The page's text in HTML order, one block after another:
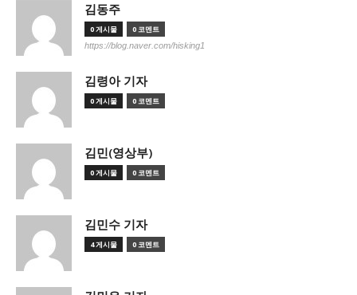
김동주
0 게시물 0 코멘트
https://blog.naver.com/hisking1
김령아 기자
0 게시물 0 코멘트
김민(영상부)
0 게시물 0 코멘트
김민수 기자
4 게시물 0 코멘트